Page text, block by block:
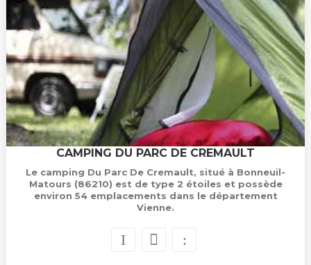
CAMPING DU PARC DE CREMAULT
Le camping Du Parc De Cremault, situé à Bonneuil-
Matours (86210) est de type 2 étoiles et possède
environ 54 emplacements dans le département
Vienne.